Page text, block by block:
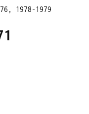
1978-1979